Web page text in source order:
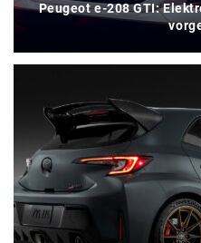
Peugeot e-208 GTI: